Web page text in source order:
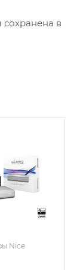
в
Nice